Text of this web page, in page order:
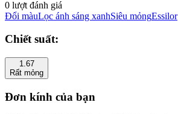
0 lượt đánh giá
Đổi màuLọc ánh sáng xanhSiêu mỏngEssilor
Chiết suất:
1.67
Rất mỏng
Đơn kính của bạn